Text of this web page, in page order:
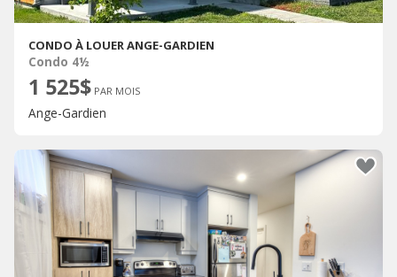
CONDO À LOUER ANGE-GARDIEN
Condo 4½
1 525$ PAR MOIS
Ange-Gardien